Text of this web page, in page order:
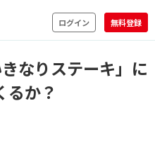
ログイン 無料登録
なりステーキ」に
るか？